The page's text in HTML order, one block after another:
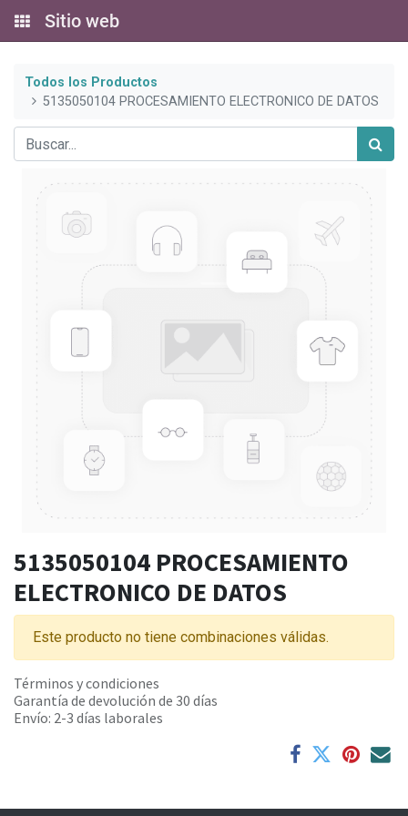
Sitio web
Todos los Productos
5135050104 PROCESAMIENTO ELECTRONICO DE DATOS
5135050104 PROCESAMIENTO
ELECTRONICO DE DATOS
Este producto no tiene combinaciones válidas.
Términos y condiciones
Garantía de devolución de 30 días
Envío: 2-3 días laborales